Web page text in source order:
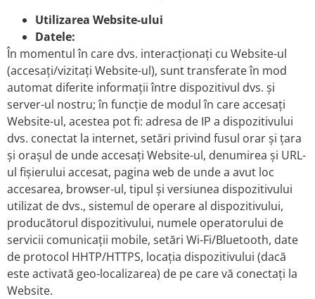
Utilizarea Website-ului
Datele:
În momentul în care dvs. interacționați cu Website-ul
(accesați/vizitați Website-ul), sunt transferate în mod
automat diferite informaţii între dispozitivul dvs. şi
server-ul nostru; în funcție de modul în care accesați
Website-ul, acestea pot fi: adresa de IP a dispozitivului
dvs. conectat la internet, setări privind fusul orar și țara
și orașul de unde accesați Website-ul, denumirea şi URL-
ul fişierului accesat, pagina web de unde a avut loc
accesarea, browser-ul, tipul și versiunea dispozitivului
utilizat de dvs., sistemul de operare al dispozitivului,
producătorul dispozitivului, numele operatorului de
servicii comunicații mobile, setări Wi-Fi/Bluetooth, date
de protocol HHTP/HTTPS, locația dispozitivului (dacă
este activată geo-localizarea) de pe care vă conectați la
Website.